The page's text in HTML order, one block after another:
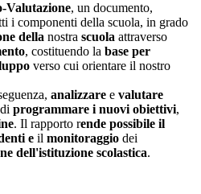
Valutazione, un documento,
i componenti della scuola, in grado
della nostra scuola attraverso
, costituendo la base per
verso cui orientare il nostro
analizzare e valutare
programmare i nuovi obiettivi,
. Il rapporto rende possibile il
e il monitoraggio dei
dell'istituzione scolastica.